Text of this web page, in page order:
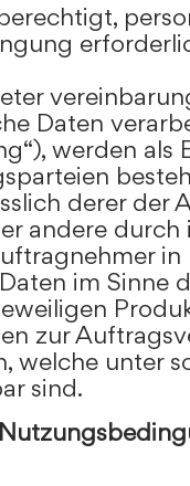
Daten
werden als
derer der
andere
im Sinne
zur
welche unter
sind.